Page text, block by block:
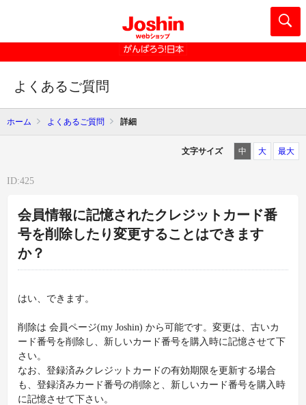
よくあるご質問
ホーム よくあるご質問 詳細
文字サイズ 中 大 最大
ID:425
会員情報に記憶されたクレジットカード番
号を削除したり変更することはできます
か？
はい、できます。
削除は 会員ページ(my Joshin) から可能です。変更は、古いカ
ード番号を削除し、新しいカード番号を購入時に記憶させて下
さい。
なお、登録済みクレジットカードの有効期限を更新する場合
も、登録済みカード番号の削除と、新しいカード番号を購入時
に記憶させて下さい。